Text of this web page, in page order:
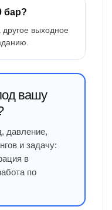
бар?
выходное
вашу
давление,
и задачу:
в
по